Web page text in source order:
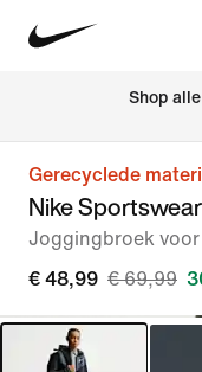
Shop
Gerecyclede
Nike
Joggingbroek
€ 48,99 € 69,99